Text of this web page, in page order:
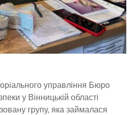
управління Бюро
у Вінницькій області
групу, яка займалася